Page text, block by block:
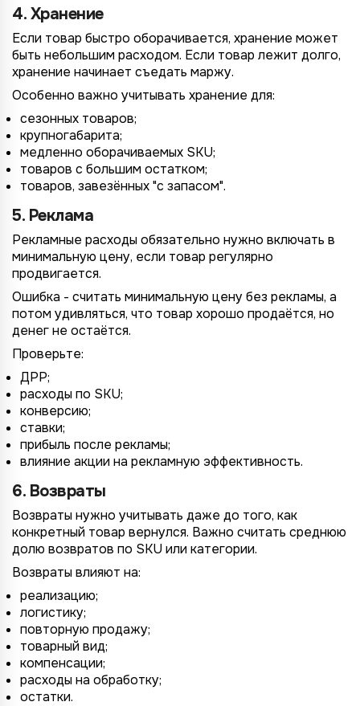
4. Хранение
Если товар быстро оборачивается, хранение может
быть небольшим расходом. Если товар лежит долго,
хранение начинает съедать маржу.
Особенно важно учитывать хранение для:
сезонных товаров;
крупногабарита;
медленно оборачиваемых SKU;
товаров с большим остатком;
товаров, завезённых "с запасом".
5. Реклама
Рекламные расходы обязательно нужно включать в
минимальную цену, если товар регулярно
продвигается.
Ошибка - считать минимальную цену без рекламы, а
потом удивляться, что товар хорошо продаётся, но
денег не остаётся.
Проверьте:
ДРР;
расходы по SKU;
конверсию;
ставки;
прибыль после рекламы;
влияние акции на рекламную эффективность.
6. Возвраты
Возвраты нужно учитывать даже до того, как
конкретный товар вернулся. Важно считать среднюю
долю возвратов по SKU или категории.
Возвраты влияют на:
реализацию;
логистику;
повторную продажу;
товарный вид;
компенсации;
расходы на обработку;
остатки.